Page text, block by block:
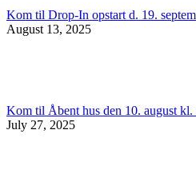
Kom til Drop-In opstart d. 19.
August 13, 2025
Kom til Åbent hus den 10. august
July 27, 2025